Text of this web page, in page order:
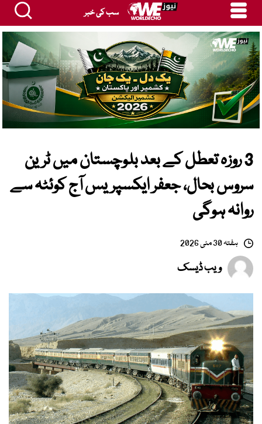
سب کی خبر
3 روزہ تعطل کے بعد بلوچستان میں ٹرین
سروس بحال، جعفر ایکسپریس آج کوئٹہ سے
روانہ ہوگی
ہفتہ 30 مئی 2026
ویب ڈیسک